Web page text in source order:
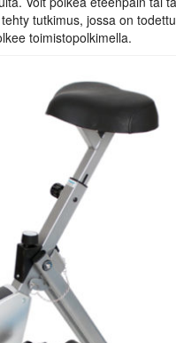
tutkimus, jossa on
toimistopolkimella.